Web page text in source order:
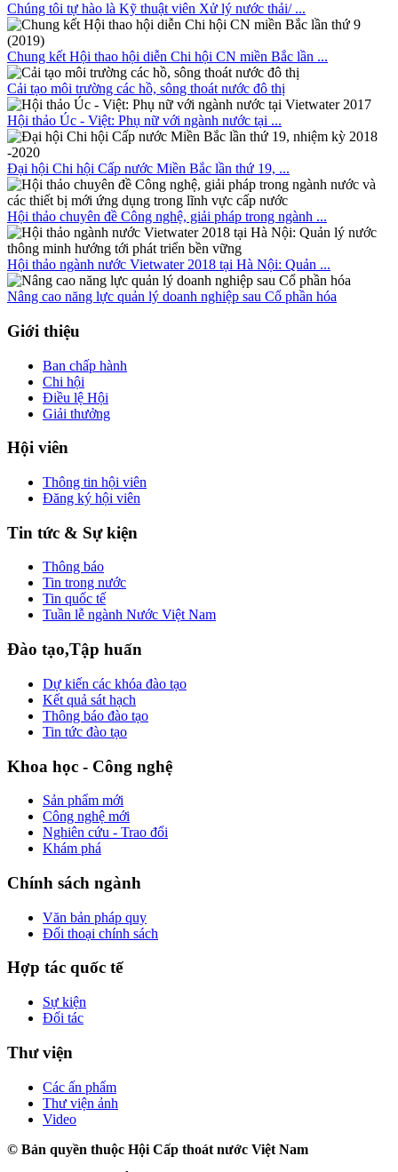
Chúng tôi tự hào là Kỹ thuật viên Xử lý nước thải/ ...
Chung kết Hội thao hội diễn Chi hội CN miền Bắc lần ...
Cải tạo môi trường các hồ, sông thoát nước đô thị
Hội thảo Úc - Việt: Phụ nữ với ngành nước tại ...
Đại hội Chi hội Cấp nước Miền Bắc lần thứ 19, ...
Hội thảo chuyên đề Công nghệ, giải pháp trong ngành ...
Hội thảo ngành nước Vietwater 2018 tại Hà Nội: Quản ...
Nâng cao năng lực quản lý doanh nghiệp sau Cổ phần hóa
Giới thiệu
Ban chấp hành
Chi hội
Điều lệ Hội
Giải thưởng
Hội viên
Thông tin hội viên
Đăng ký hội viên
Tin tức & Sự kiện
Thông báo
Tin trong nước
Tin quốc tế
Tuần lễ ngành Nước Việt Nam
Đào tạo,Tập huấn
Dự kiến các khóa đào tạo
Kết quả sát hạch
Thông báo đào tạo
Tin tức đào tạo
Khoa học - Công nghệ
Sản phẩm mới
Công nghệ mới
Nghiên cứu - Trao đổi
Khám phá
Chính sách ngành
Văn bản pháp quy
Đối thoại chính sách
Hợp tác quốc tế
Sự kiện
Đối tác
Thư viện
Các ấn phẩm
Thư viện ảnh
Video
© Bản quyền thuộc Hội Cấp thoát nước Việt Nam